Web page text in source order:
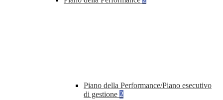
Piano della Performance/Piano esecutivo
di gestione 2